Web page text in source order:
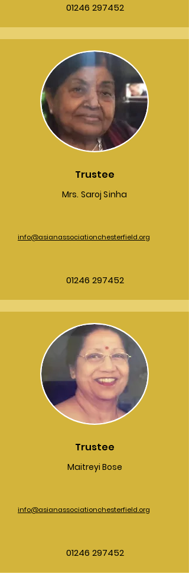
01246 297452
Trustee
Mrs. Saroj Sinha
info@asianassociationchesterfield.org
01246 297452
Trustee
Maitreyi Bose
info@asianassociationchesterfield.org
01246 297452